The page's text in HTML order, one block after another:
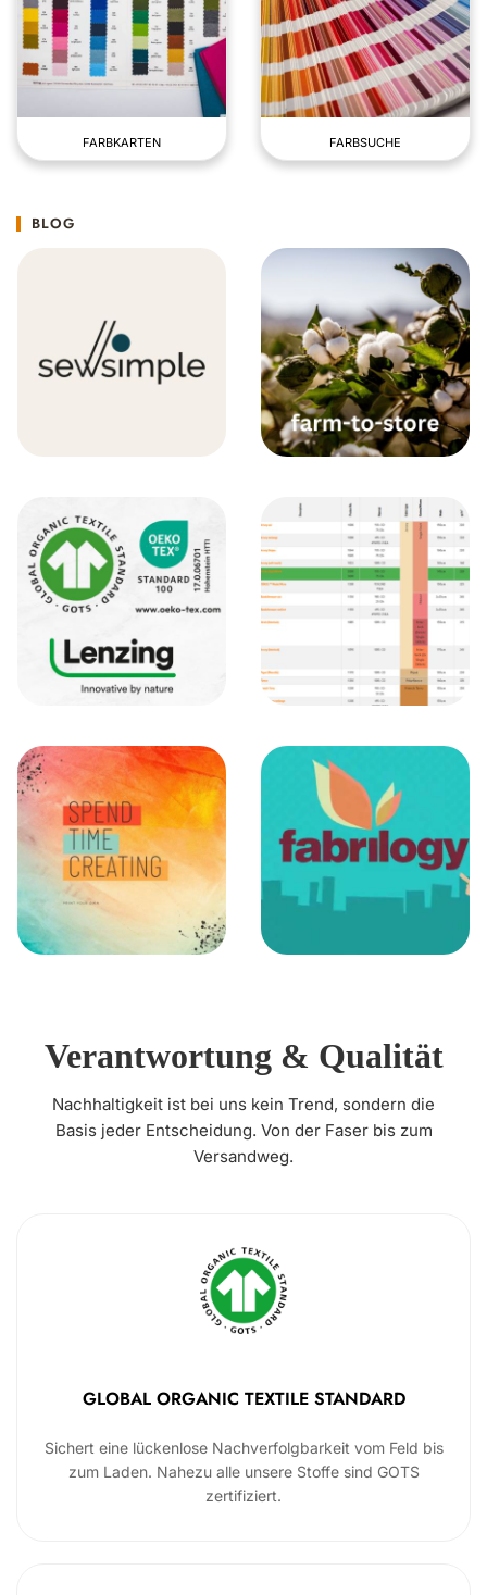
FARBKARTEN FARBSUCHE
BLOG
Verantwortung & Qualität
Nachhaltigkeit ist bei uns kein Trend, sondern die
Basis jeder Entscheidung. Von der Faser bis zum
Versandweg.
GLOBAL ORGANIC TEXTILE STANDARD
Sichert eine lückenlose Nachverfolgbarkeit vom Feld bis
zum Laden. Nahezu alle unsere Stoffe sind GOTS
zertifiziert.